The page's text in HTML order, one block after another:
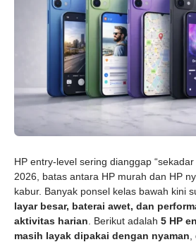
HP entry-level sering dianggap
2026, batas antara HP murah dan HP
kabur. Banyak ponsel kelas bawah kini
layar besar, baterai awet, dan
aktivitas harian . Berikut adalah 5 HP
masih layak dipakai dengan nyaman